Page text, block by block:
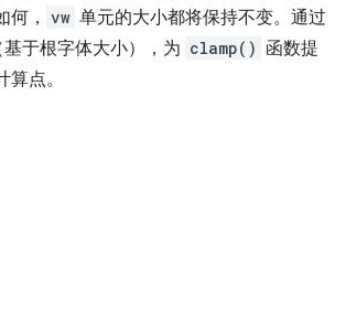
何， vw 单元的大小都将保持不变。通过
于根字体大小），为 clamp() 函数提
点。